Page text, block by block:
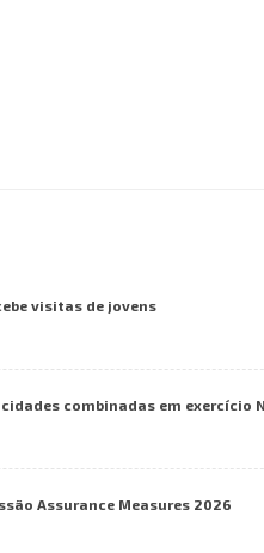
visitas de jovens
combinadas em exercício
Assurance Measures 2026